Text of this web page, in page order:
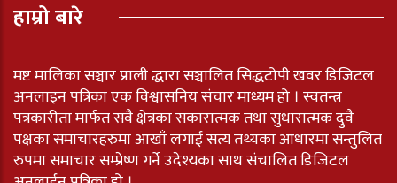
हाम्रो बारे
मष्ट मालिका सञ्चार प्राली द्धारा सञ्चालित सिद्धटोपी खवर डिजिटल
अनलाइन पत्रिका एक विश्वासनिय संचार माध्यम हो । स्वतन्त्र
पत्रकारीता मार्फत सवै क्षेत्रका सकारात्मक तथा सुधारात्मक दुवै
पक्षका समाचारहरुमा आखाँ लगाई सत्य तथ्यका आधारमा सन्तुलित
रुपमा समाचार सम्प्रेष्ण गर्ने उदेश्यका साथ संचालित डिजिटल